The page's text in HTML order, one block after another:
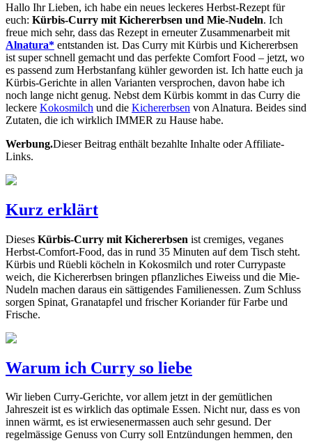
Hallo Ihr Lieben, ich habe ein neues leckeres Herbst-Rezept für
euch: Kürbis-Curry mit Kichererbsen und Mie-Nudeln. Ich
freue mich sehr, dass das Rezept in erneuter Zusammenarbeit mit
Alnatura* entstanden ist. Das Curry mit Kürbis und Kichererbsen
ist super schnell gemacht und das perfekte Comfort Food – jetzt, wo
es passend zum Herbstanfang kühler geworden ist. Ich hatte euch ja
Kürbis-Gerichte in allen Varianten versprochen, davon habe ich
noch lange nicht genug. Nebst dem Kürbis kommt in das Curry die
leckere Kokosmilch und die Kichererbsen von Alnatura. Beides sind
Zutaten, die ich wirklich IMMER zu Hause habe.
Werbung.Dieser Beitrag enthält bezahlte Inhalte oder Affiliate-
Links.
Kurz erklärt
Dieses Kürbis-Curry mit Kichererbsen ist cremiges, veganes
Herbst-Comfort-Food, das in rund 35 Minuten auf dem Tisch steht.
Kürbis und Rüebli köcheln in Kokosmilch und roter Currypaste
weich, die Kichererbsen bringen pflanzliches Eiweiss und die Mie-
Nudeln machen daraus ein sättigendes Familienessen. Zum Schluss
sorgen Spinat, Granatapfel und frischer Koriander für Farbe und
Frische.
Warum ich Curry so liebe
Wir lieben Curry-Gerichte, vor allem jetzt in der gemütlichen
Jahreszeit ist es wirklich das optimale Essen. Nicht nur, dass es von
innen wärmt, es ist erwiesenermassen auch sehr gesund. Der
regelmässige Genuss von Curry soll Entzündungen hemmen, den